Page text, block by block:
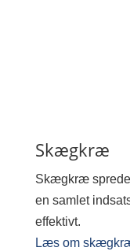
Skægkræ
Skægkræ
en samlet
effektivt.
Læs om